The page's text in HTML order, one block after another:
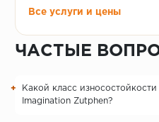
Все услуги и цены
ЧАСТЫЕ
Какой класс
Imagination Zutphen?